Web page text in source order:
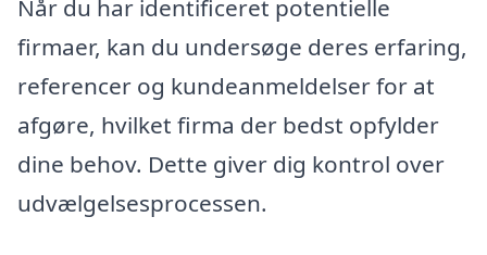
Når du har identificeret potentielle
firmaer, kan du undersøge deres erfaring,
referencer og kundeanmeldelser for at
afgøre, hvilket firma der bedst opfylder
dine behov. Dette giver dig kontrol over
udvælgelsesprocessen.